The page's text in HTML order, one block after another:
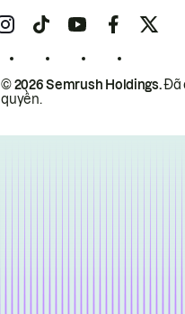
© 2026 Semrush Holdings.Đã
quyền.